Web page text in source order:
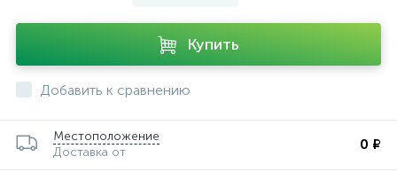
Купить
Добавить к сравнению
Местоположение
Доставка от
0 ₽